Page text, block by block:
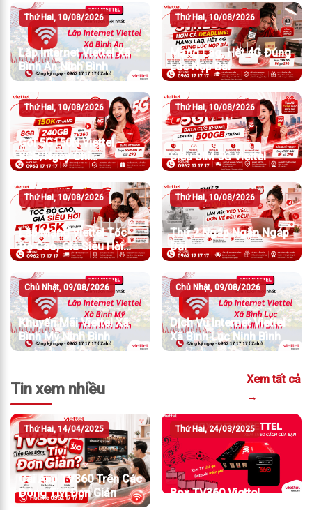
Thứ Hai, 10/08/2026
Lắp Internet Viettel Xã
Bình An Ninh Bình
Thứ Hai, 10/08/2026
Mạng Lag, Hết 4G Đúng
Lúc Nộp Bài
Thứ Hai, 10/08/2026
Gói 5G150N Viettel –
8GB/Ngày Chỉ
150K/Tháng
Thứ Hai, 10/08/2026
Siêu SIM 5G Viettel
Thứ Hai, 10/08/2026
Lắp Mạng Viettel Tốc
Độ Cao, Giá Siêu Hời
Chỉ Từ 195K/Tháng
Thứ Hai, 10/08/2026
Thứ 2 Ngáp Ngắn Ngáp
Dài
Chủ Nhật, 09/08/2026
Khuyến Mãi Viettel Xã
Bình Mỹ Ninh Bình
Chủ Nhật, 09/08/2026
Dịch Vụ Internet Viettel
Xã Bình Lục Ninh Bình
Tin xem nhiều
Xem tất cả
→
Thứ Hai, 14/04/2025
Cài App TV360 Trên Các
Dòng Tivi Đơn Giản
Thứ Hai, 24/03/2025
Box TV360 Viettel